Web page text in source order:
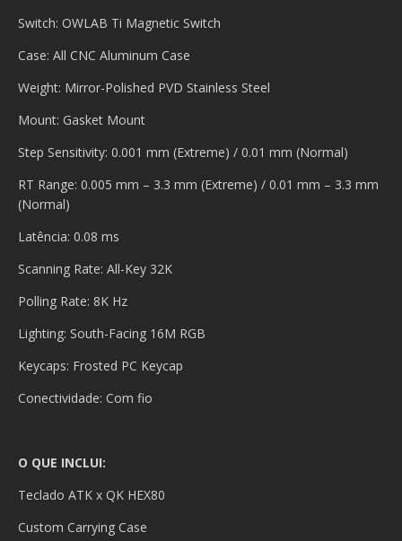
Switch: OWLAB Ti Magnetic Switch
Case: All CNC Aluminum Case
Weight: Mirror-Polished PVD Stainless Steel
Mount: Gasket Mount
Step Sensitivity: 0.001 mm (Extreme) / 0.01 mm (Normal)
RT Range: 0.005 mm – 3.3 mm (Extreme) / 0.01 mm – 3.3 mm
(Normal)
Latência: 0.08 ms
Scanning Rate: All-Key 32K
Polling Rate: 8K Hz
Lighting: South-Facing 16M RGB
Keycaps: Frosted PC Keycap
Conectividade: Com fio
O QUE INCLUI:
Teclado ATK x QK HEX80
Custom Carrying Case